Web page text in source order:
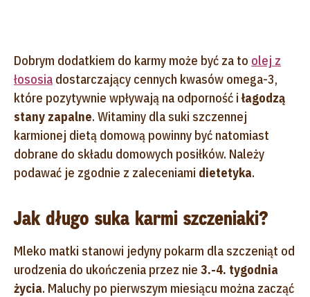
Dobrym dodatkiem do karmy może być za to olej z
łososia dostarczający cennych kwasów omega-3,
które pozytywnie wpływają na odporność iłagodzą
stany zapalne. Witaminy dla suki szczennej
karmionej dietą domową powinny być natomiast
dobrane do składu domowych posiłków. Należy
podawać je zgodnie z zaleceniami dietetyka.
Jak długo suka karmi szczeniaki?
Mleko matki stanowi jedyny pokarm dla szczeniąt od
urodzenia do ukończenia przez nie 3.-4. tygodnia
życia. Maluchy po pierwszym miesiącu można zacząć